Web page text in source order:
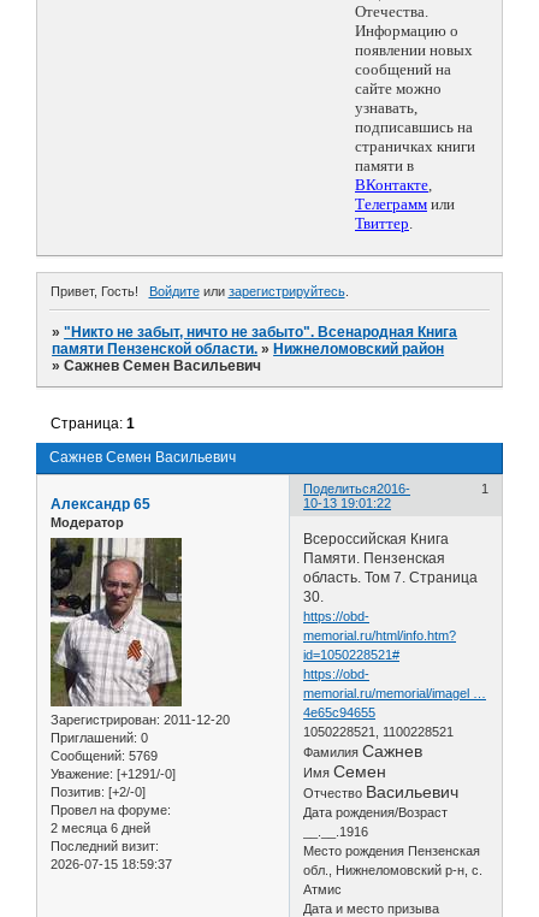
Отечества.
Информацию о
появлении новых
сообщений на
сайте можно
узнавать,
подписавшись на
страничках книги
памяти в
ВКонтакте,
Телеграмм или
Твиттер.
Привет, Гость! Войдитеили зарегистрируйтесь.
»"Никто не забыт, ничто не забыто". Всенародная Книга
памяти Пензенской области. » Нижнеломовский район
»Сажнев Семен Васильевич
Сажнев Семен Васильевич
Страница:1
Поделиться 1
2016-
10-13 19:01:22
Александр 65
Модератор
Зарегистрирован: 2011-12-20
Приглашений: 0
Сообщений: 5769
Уважение: [+1291/-0]
Позитив: [+2/-0]
Провел на форуме:
2 месяца 6 дней
Последний визит:
2026-07-15 18:59:37
Всероссийская Книга
Памяти. Пензенская
область. Том 7. Страница
30.
https://obd-
memorial.ru/html/info.htm?
id=1050228521#
https://obd-
memorial.ru/memorial/imagel …
4e65c94655
1050228521, 1100228521
ФамилияСажнев
ИмяСемен
Отчество Васильевич
Дата рождения/Возраст
__.__.1916
Место рождения Пензенская
обл., Нижнеломовский р-н, с.
Атмис
Дата и место призыва